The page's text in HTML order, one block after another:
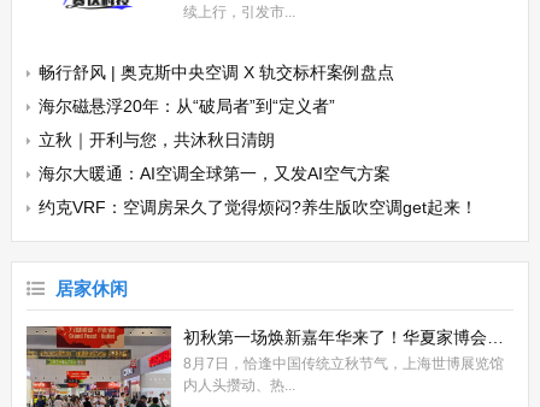
续上行，引发市...
畅行舒风 | 奥克斯中央空调 X 轨交标杆案例盘点
海尔磁悬浮20年：从“破局者”到“定义者”
立秋｜开利与您，共沐秋日清朗
海尔大暖通：AI空调全球第一，又发AI空气方案
约克VRF：空调房呆久了觉得烦闷?养生版吹空调get起来！
居家休闲
初秋第一场焕新嘉年华来了！华夏家博会以“展”促消激活上海存量市场
8月7日，恰逢中国传统立秋节气，上海世博展览馆
内人头攒动、热...